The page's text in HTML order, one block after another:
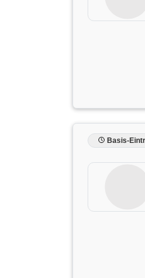
Basis-